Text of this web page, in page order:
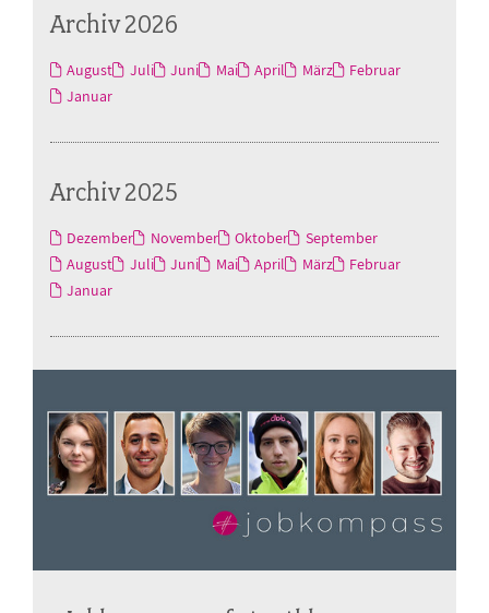
Archiv 2026
August Juli Juni Mai April März
Februar
Januar
Archiv 2025
Dezember November Oktober
September
August
Juli Juni Mai April März
Februar
Januar